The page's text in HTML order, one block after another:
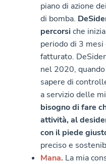
piano di azione
di bomba.
percorsiche
periodo di 3
fatturato.
nel 2020,
sapere di
a servizio delle
bisogno di fare
attività, al
con il piede
preciso e
Mana. La mia